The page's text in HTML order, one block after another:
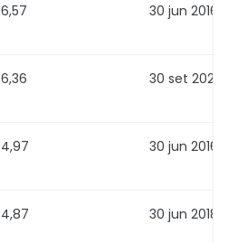
6,57 30 jun 2016
6,36 30 set 2023
4,97 30 jun 2016
4,87 30 jun 2018